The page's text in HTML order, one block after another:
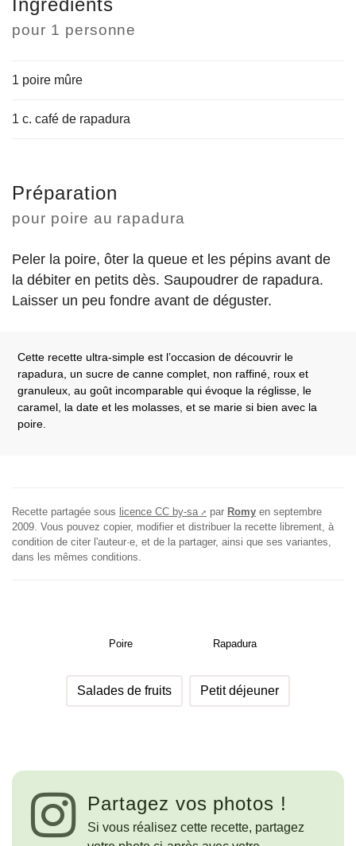
pour 1 personne
1 poire mûre
1 c. café de rapadura
Préparation
pour poire au rapadura
Peler la poire, ôter la queue et les pépins avant de
la débiter en petits dès. Saupoudrer de rapadura.
Laisser un peu fondre avant de déguster.
Cette recette ultra-simple est l’occasion de découvrir le
rapadura, un sucre de canne complet, non raffiné, roux et
granuleux, au goût incomparable qui évoque la réglisse, le
caramel, la date et les molasses, et se marie si bien avec la
poire.
Recette partagée sous licence CC by-sa par Romy en septembre
2009 . Vous pouvez copier, modifier et distribuer la recette librement, à
condition de citer l'auteur·e, et de la partager, ainsi que ses variantes,
dans les mêmes conditions.
Poire Rapadura
Salades de fruits Petit déjeuner
Partagez vos photos !
Si vous réalisez cette recette, partagez